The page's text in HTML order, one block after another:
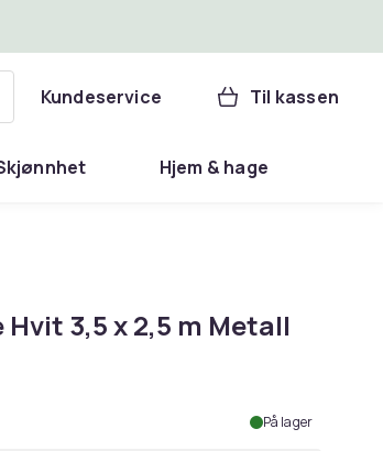
Kundeservice Til kassen
Hjem & hage
3,5 x 2,5 m Metall
På lager